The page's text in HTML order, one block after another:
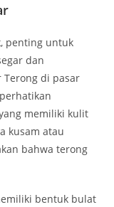
penting untuk
dan
Terong di pasar
memiliki kulit
kusam atau
bahwa terong
bentuk bulat